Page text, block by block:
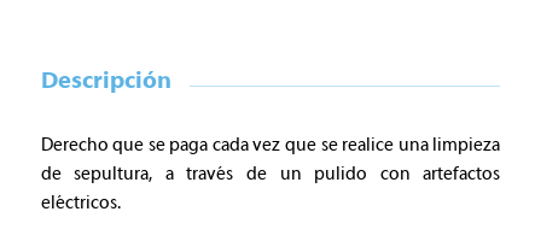
Descripción
Derecho que se paga cada vez que se realice una limpieza
de sepultura, a través de un pulido con artefactos
eléctricos.